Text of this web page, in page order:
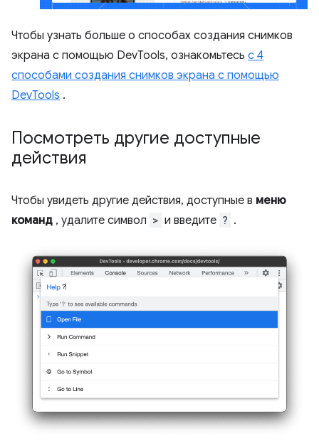
Чтобы узнать больше о способах создания снимков
экрана с помощью DevTools, ознакомьтесь с 4
способами создания снимков экрана с помощью
DevTools .
Посмотреть другие доступные
действия
Чтобы увидеть другие действия, доступные в меню
команд , удалите символ > и введите ? .